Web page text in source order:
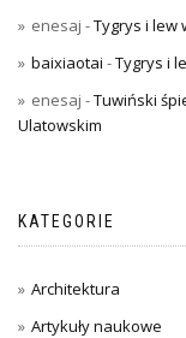
enesaj -Tygrys i lew
baixiaotai -Tygrys i
enesaj -Tuwiński
Ulatowskim
KATEGORIE
Architektura
Artykuły naukowe